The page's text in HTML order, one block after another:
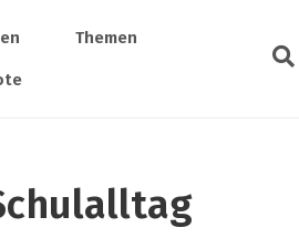
Themen